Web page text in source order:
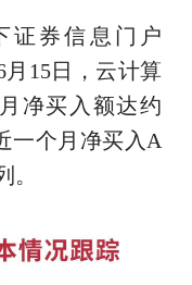
证券信息门户
15日，云计算
净买入额达约
一个月净买入A
。